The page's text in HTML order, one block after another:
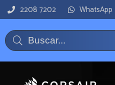
2208 7202 WhatsApp